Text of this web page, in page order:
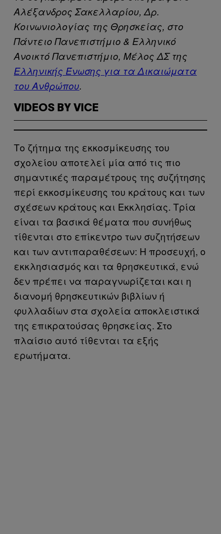
Αλέξανδρος Σακελλαρίου, Δρ.
Κοινωνιολογίας της Θρησκείας, στο
Πάντειο Πανεπιστήμιο & Ελληνικό
Ανοικτό Πανεπιστήμιο, Μέλος ΔΣ της
Ελληνικής Ένωσης για τα Δικαιώματα
του Ανθρώπου.
VIDEOS BY VICE
Το ζήτημα της εκκοσμίκευσης του
σχολείου αποτελεί μία από τις πιο
σημαντικές παραμέτρους της συζήτησης
περί εκκοσμίκευσης του κράτους και των
σχέσεων κράτους και Εκκλησίας. Τρία
είναι τα βασικά θέματα που συνήθως
τίθενται στο επίκεντρο των συζητήσεων
και των αντιπαραθέσεων: Η προσευχή, ο
εκκλησιασμός και τα θρησκευτικά, ενώ
δεν πρέπει να παραγνωρίζεται και η
διανομή θρησκευτικών βιβλίων ή
φυλλαδίων στα σχολεία αποκλειστικά
της επικρατούσας θρησκείας. Στο
πλαίσιο αυτό τίθενται τα εξής
ερωτήματα.